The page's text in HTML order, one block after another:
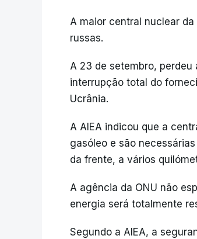
A maior central nuclear
russas.
A 23 de setembro,
interrupção total do
Ucrânia.
A AIEA indicou que a
gasóleo e são
da frente, a vários
A agência da ONU não
energia será totalmente
Segundo a AIEA, a